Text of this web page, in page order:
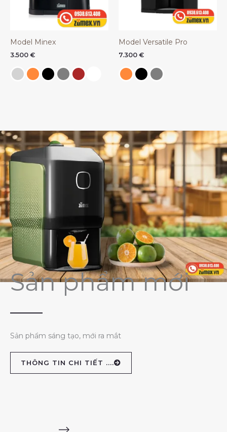
Model Minex
3.500 €
Model Versatile Pro
7.300 €
Sản phẩm mới
Sản phẩm sáng tạo, mới ra mắt
THÔNG TIN CHI TIẾT ....